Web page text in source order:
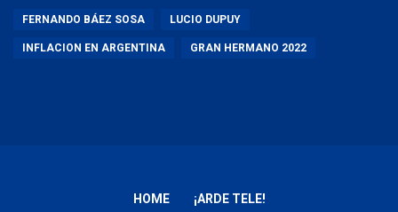
FERNANDO BÁEZ SOSA LUCIO DUPUY
INFLACION EN ARGENTINA GRAN HERMANO 2022
HOME ¡ARDE TELE!